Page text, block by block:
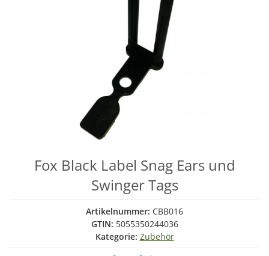
Fox Black Label Snag Ears und
Swinger Tags
Artikelnummer: CBB016
GTIN: 5055350244036
Kategorie: Zubehör